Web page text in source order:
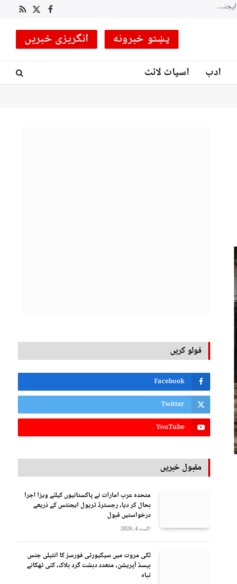
Facebook
X
RSS
پښتو خبرونه انگریزی خبریں
ادب اسپاٹ لائٹ
فولو کریں
Facebook
Twitter
YouTube
مقبول خبریں
متحدہ عرب امارات نے پاکستانیوں کیلئے ویزا اجرا
بحال کر دیا، رجسٹرڈ ٹریول ایجنٹس کے ذریعے
درخواستیں قبول
اگست 4, 2026
لکی مروت میں سیکیورٹی فورسز کا انٹیلی جنس
بیسڈ آپریشن، متعدد دہشت گرد ہلاک، کئی ٹھکانے
تباہ